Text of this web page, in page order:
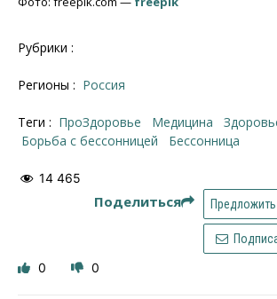
Рубрики :
Регионы : Россия
Теги : ПроЗдоровье медицина
борьба с бессонницей
бессонница
14 465
Поделиться
0 0